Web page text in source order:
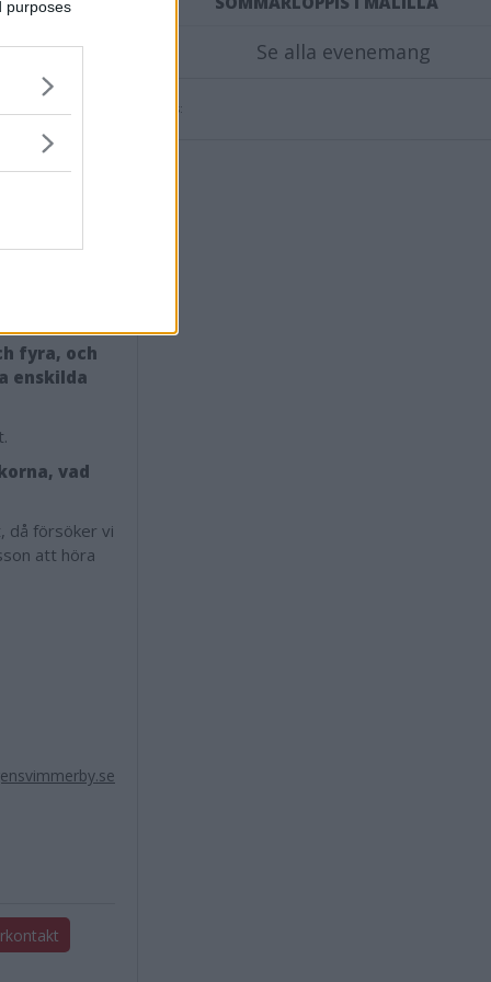
purposes
och oro för
de
att
har
med
fyra, och
enskilda
vad
då försöker vi
att höra
Se alla evenemang
Annons: